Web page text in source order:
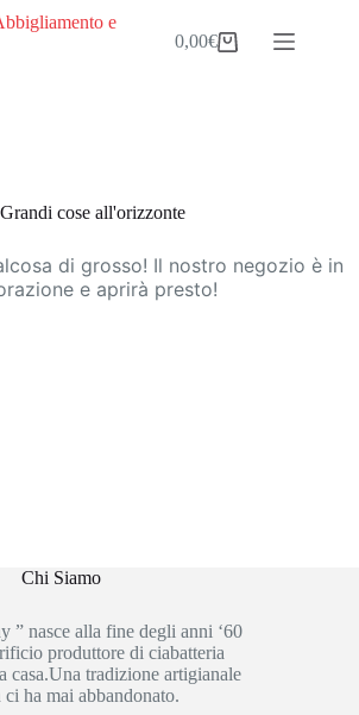
Carrello
0,00€
Grandi cose all'orizzonte
di grosso! Il nostro negozio è in
e aprirà presto!
Chi Siamo
” nasce alla fine degli anni ‘60
produttore di ciabatteria
casa.Una tradizione artigianale
ci ha mai abbandonato.